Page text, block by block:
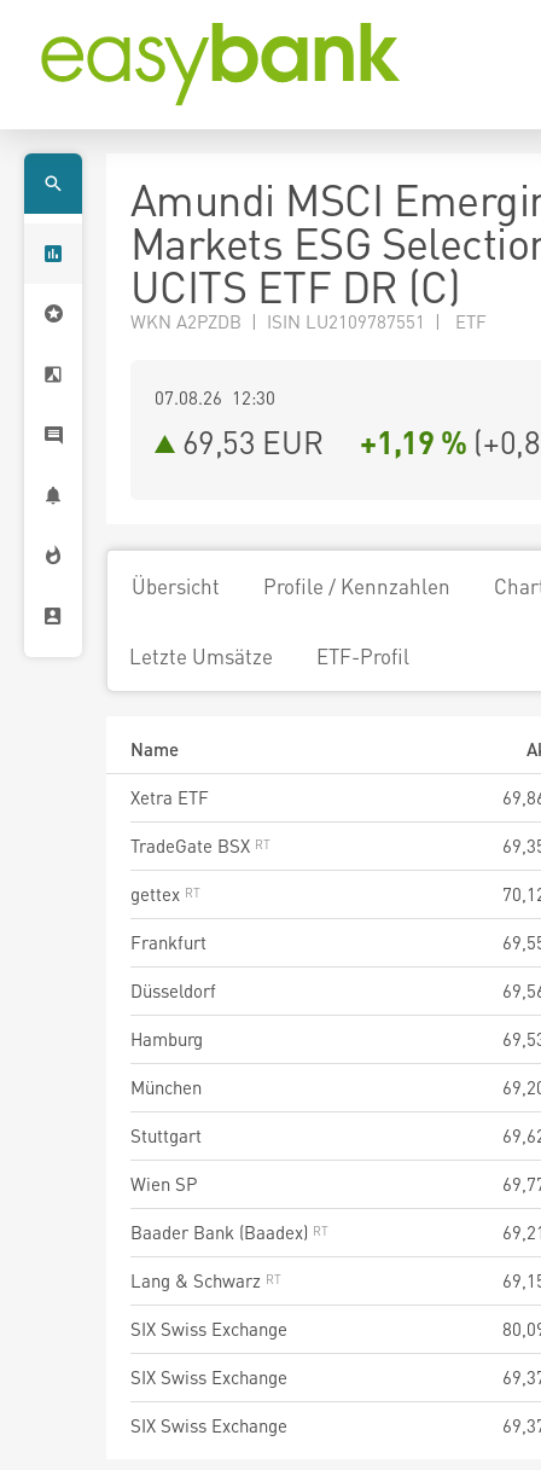
Amundi MSCI
Markets ESG
UCITS ETF DR (C)
WKN A2PZDB | ISIN LU2109787551 | ETF
07.08.26 12:30
69,53 EUR +1,19 % (
Übersicht Profile / Kennzahlen
Letzte Umsätze ETF-Profil
Name
Xetra ETF
TradeGate BSX
gettex
Frankfurt
Düsseldorf
Hamburg
München
Stuttgart
Wien SP
Baader Bank (Baadex)
Lang & Schwarz
SIX Swiss Exchange
SIX Swiss Exchange
SIX Swiss Exchange